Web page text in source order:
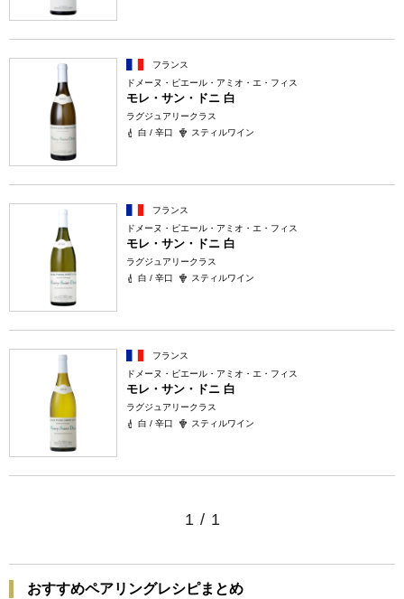
フランス
ドメーヌ・ピエール・アミオ・エ・フィス
モレ・サン・ドニ 白
ラグジュアリークラス
白 / 辛口
スティルワイン
フランス
ドメーヌ・ピエール・アミオ・エ・フィス
モレ・サン・ドニ 白
ラグジュアリークラス
白 / 辛口
スティルワイン
フランス
ドメーヌ・ピエール・アミオ・エ・フィス
モレ・サン・ドニ 白
ラグジュアリークラス
白 / 辛口
スティルワイン
1 / 1
おすすめペアリングレシピまとめ